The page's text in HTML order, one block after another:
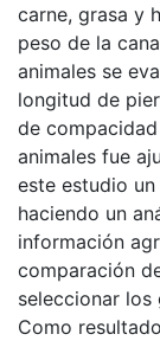
carne, grasa y
peso de la
animales se
longitud de
de
animales fue
este estudio
haciendo un
información
comparación
seleccionar los
Como